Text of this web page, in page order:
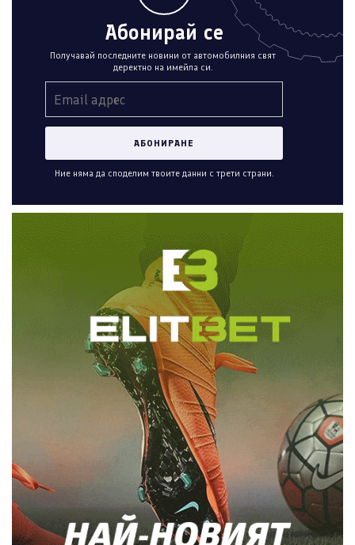
Абонирай се
Получавай последните новини от автомобилния свят
деректно на имейла си.
Ние няма да споделим твоите данни с трети страни.